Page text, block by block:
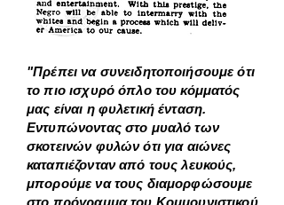
"Πρέπει να συνειδητοποιήσουμε ότι
το πιο ισχυρό όπλο του κόμματός
μας είναι η φυλετική ένταση.
Εντυπώνοντας στο μυαλό των
σκοτεινών φυλών ότι για αιώνες
καταπιέζονταν από τους λευκούς,
μπορούμε να τους διαμορφώσουμε
στο πρόγραμμα του Κομμουνιστικού